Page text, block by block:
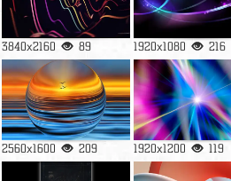
3840x2160 89 1920x1080 216
2560x1600 209 1920x1200 119